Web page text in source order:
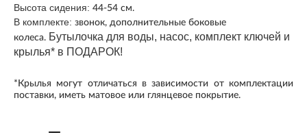
Высота сидения: 44-54 см.
В комплекте: звонок, дополнительные боковые
колеса. Бутылочка для воды, насос, комплект ключей и
крылья* в ПОДАРОК!
*Крылья могут отличаться в зависимости от комплектации
поставки, иметь матовое или глянцевое покрытие.